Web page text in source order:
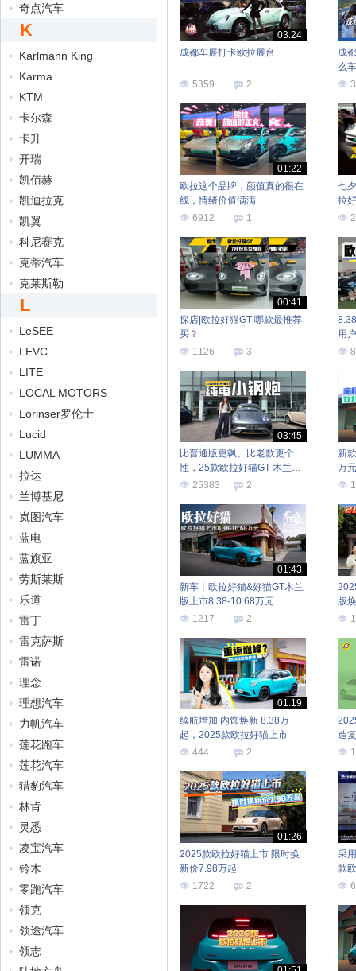
奇点汽车
K
Karlmann King
Karma
KTM
卡尔森
卡升
开瑞
凯佰赫
凯迪拉克
凯翼
科尼赛克
克蒂汽车
克莱斯勒
L
LeSEE
LEVC
LITE
LOCAL MOTORS
Lorinser罗伦士
Lucid
LUMMA
拉达
兰博基尼
岚图汽车
蓝电
蓝旗亚
劳斯莱斯
乐道
雷丁
雷克萨斯
雷诺
理念
理想汽车
力帆汽车
莲花跑车
莲花汽车
猎豹汽车
林肯
灵悉
凌宝汽车
铃木
零跑汽车
领克
领途汽车
领志
03:24
成都车展打卡欧拉展台
5359 2
成
么
01:22
欧拉这个品牌，颜值真的很在
线，情绪价值满满
6912
1
七
拉
00:41
探店|欧拉好猫GT 哪款最推荐
买？
1126
3
用
何
03:45
比普通版更飒、比老款更个
性，25款欧拉好猫GT 木兰版
值得考虑不
25383 2
新
万
整
01:43
新车丨欧拉好猫&好猫GT木兰
版上市8.38-10.68万元
1217
2
版
01:19
续航增加 内饰焕新 8.38万
起，2025款欧拉好猫上市
444
2
造
01:26
2025款欧拉好猫上市 限时换
新价7.98万起
1722
2
采
款
起